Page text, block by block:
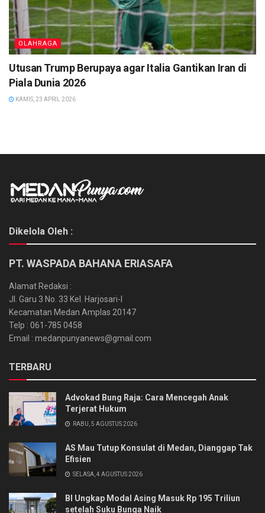
OLAHRAGA
Utusan Trump Berupaya agar Italia Gantikan Iran di
Piala Dunia 2026
KAMIS, 23 APRIL 2026
Dikelola Oleh :
PT. WASPADA BAHANA ERIASAFA
Alamat Redaksi :
Jl. Garu 3 No. 33 Kel. Harjosari-I
Kecamatan Medan Amplas 20147
Telp : 061-785 0458
Email : medanpunyanews@gmail.com
TERBARU
Advokad Bung Raja: Cara Mencegah Anak
Terjerat Hukum
RABU, 5 AGUSTUS 2026
AS Mau Tutup Konsulat di Medan, Dianggap Tak
Efisien
SELASA, 4 AGUSTUS 2026
BI Ungkap Modal Asing Masuk Rp 195 Triliun
setelah Suku Bunga Naik